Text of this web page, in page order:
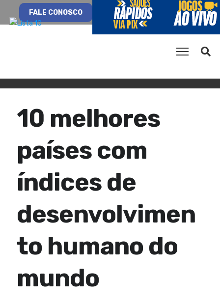
FALE CONOSCO
10 melhores
países com
índices de
desenvolvimen
to humano do
mundo